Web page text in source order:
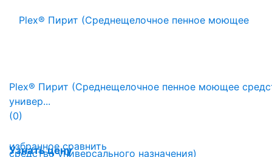
избранное сравнить
Plex® Пирит (Среднещелочное пенное моющее
универ...
(0)
Узнать цену